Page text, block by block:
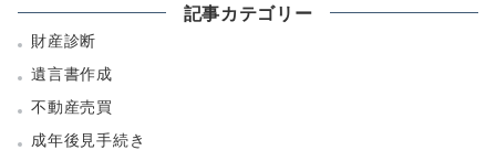
記事カテゴリー
財産診断
遺言書作成
不動産売買
成年後見手続き